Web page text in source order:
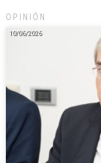
OPINIÓN
10/06/2026